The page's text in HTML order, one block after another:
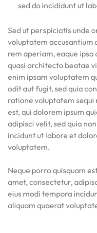
sed do incididunt ut
Sed ut perspiciatis unde
voluptatem accusantium
rem aperiam, eaque
quasi architecto beatae
enim ipsam voluptatem
odit aut fugit, sed quia
ratione voluptatem sequi
est, qui dolorem ipsum
adipisci velit, sed quia
incidunt ut labore et
voluptatem.
Neque porro quisquam
amet, consectetur,
eius modi tempora
aliquam quaerat